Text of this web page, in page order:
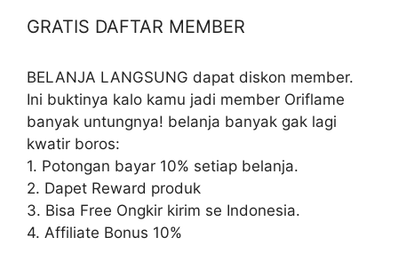
GRATIS DAFTAR MEMBER
BELANJA LANGSUNG dapat diskon member.
Ini buktinya kalo kamu jadi member Oriflame
banyak untungnya! belanja banyak gak lagi
kwatir boros:
1. Potongan bayar 10% setiap belanja.
2. Dapet Reward produk
3. Bisa Free Ongkir kirim se Indonesia.
4. Affiliate Bonus 10%